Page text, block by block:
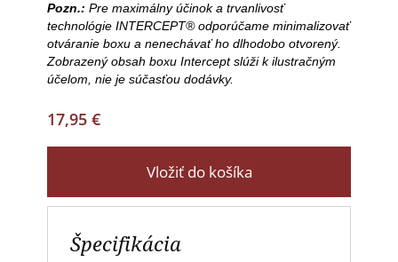
Pozn.: Pre maximálny účinok a trvanlivosť
technológie INTERCEPT® odporúčame minimalizovať
otváranie boxu a nenechávať ho dlhodobo otvorený.
Zobrazený obsah boxu Intercept slúži k ilustračným
účelom, nie je súčasťou dodávky.
17,95 €
Vložiť do košíka
Špecifikácia